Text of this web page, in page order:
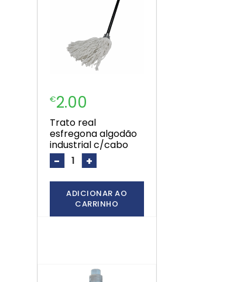
€2.00
trato real
esfregona algodão
industrial c/cabo
- +
ADICIONAR AO
CARRINHO